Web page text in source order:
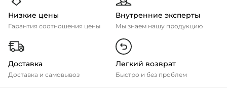
Низкие цены
Гарантия соотношения цены
Внутренние эксперты
Мы знаем нашу продукцию
Доставка
Доставка и самовывоз
Легкий возврат
Быстро и без проблем